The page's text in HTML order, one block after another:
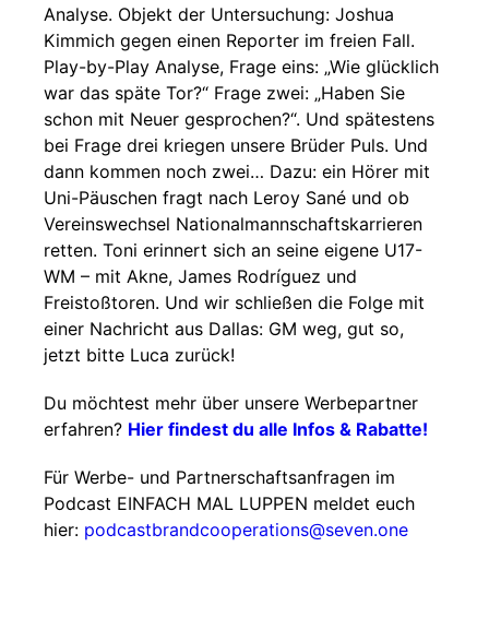
Analyse. Objekt der Untersuchung: Joshua
Kimmich gegen einen Reporter im freien Fall.
Play-by-Play Analyse, Frage eins: „Wie glücklich
war das späte Tor?“ Frage zwei: „Haben Sie
schon mit Neuer gesprochen?“. Und spätestens
bei Frage drei kriegen unsere Brüder Puls. Und
dann kommen noch zwei… Dazu: ein Hörer mit
Uni-Päuschen fragt nach Leroy Sané und ob
Vereinswechsel Nationalmannschaftskarrieren
retten. Toni erinnert sich an seine eigene U17-
WM – mit Akne, James Rodríguez und
Freistoßtoren. Und wir schließen die Folge mit
einer Nachricht aus Dallas: GM weg, gut so,
jetzt bitte Luca zurück!
Du möchtest mehr über unsere Werbepartner
erfahren? Hier findest du alle Infos & Rabatte!
Für Werbe- und Partnerschaftsanfragen im
Podcast EINFACH MAL LUPPEN meldet euch
hier: podcastbrandcooperations@seven.one